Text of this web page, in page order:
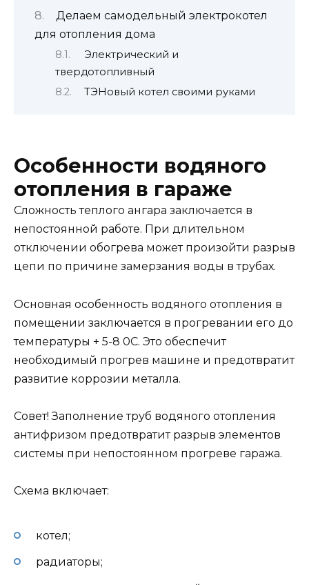
Делаем самодельный электрокотел
для отопления дома
Электрический и
твердотопливный
ТЭНовый котел своими руками
Особенности водяного
отопления в гараже
Сложность теплого ангара заключается в
непостоянной работе. При длительном
отключении обогрева может произойти разрыв
цепи по причине замерзания воды в трубах.
Основная особенность водяного отопления в
помещении заключается в прогревании его до
температуры + 5-8 0С. Это обеспечит
необходимый прогрев машине и предотвратит
развитие коррозии металла.
Совет! Заполнение труб водяного отопления
антифризом предотвратит разрыв элементов
системы при непостоянном прогреве гаража.
Схема включает:
котел;
радиаторы;